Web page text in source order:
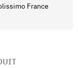
France